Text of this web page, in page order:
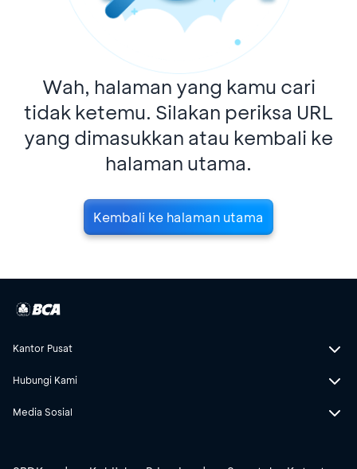
Wah, halaman yang kamu cari
tidak ketemu. Silakan periksa URL
yang dimasukkan atau kembali ke
halaman utama.
Kembali ke halaman utama
Kantor Pusat
Hubungi Kami
Media Sosial